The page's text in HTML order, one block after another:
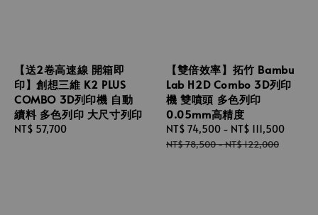
【送2卷高速線 開箱即
印】創想三維 K2 PLUS
COMBO 3D列印機 自動
續料 多色列印 大尺寸列印
Regular
NT$ 57,700
【雙倍效率】拓竹 Bambu
Lab H2D Combo 3D列印
機 雙噴頭 多色列印
0.05mm高精度
Sale
price
NT$ 74,500 - NT$ 111,500
NT$ 78,500-NT$ 122,000